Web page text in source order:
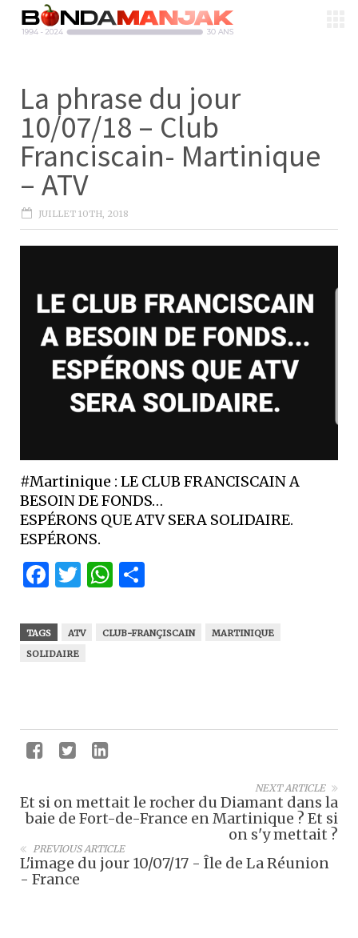
La phrase du jour
10/07/18 – Club
Franciscain- Martinique
– ATV
JUILLET 10TH, 2018
#Martinique : LE CLUB FRANCISCAIN A
BESOIN DE FONDS…
ESPÉRONS QUE ATV SERA SOLIDAIRE.
ESPÉRONS.
Facebook
Twitter
WhatsApp
TAGS ATV CLUB-FRANÇISCAIN
MARTINIQUE
SOLIDAIRE
NEXT ARTICLE
Et si on mettait le rocher du Diamant dans la
baie de Fort-de-France en Martinique ? Et si
on s'y mettait ?
PREVIOUS ARTICLE
L'image du jour 10/07/17 - Île de La Réunion
- France